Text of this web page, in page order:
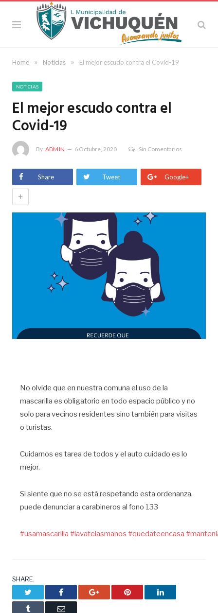
Home » Noticias » El mejor escudo contra el Covid-19
NOTICIAS
El mejor escudo contra el
Covid-19
By ADMIN 6 Octubre, 2020 Sin Comentarios
Share Tweet Google+
+
No olvide que en nuestra comuna el uso de la
mascarilla es obligatorio en todo espacio público y no
solo para vecinos residentes sino también para visitas
o turistas.
Cuidarnos es tarea de todos y el auto cuidado es lo
mejor.
Si siente que no se está respetando esta ordenanza,
puede denunciar a carabineros al fono 133
#usamascarilla #lavatelasmanos #quedateencasa
SHARE.
Facebook Google+ Pinterest LinkedIn
Tumblr Email